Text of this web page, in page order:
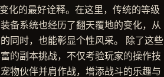
化的最好诠释。在这里，传统的等级
备系统也经历了翻天覆地的变化，从
同时，也能彰显个性风采。 除了这些
的副本挑战，不仅考验玩家的操作技
物伙伴并肩作战，增添战斗的乐趣与